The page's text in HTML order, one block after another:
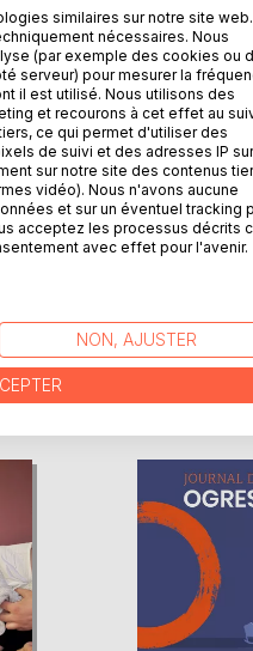
issue.
absolu, qu'une force
un livre de plus sur la
en silence et qui
Pour les parents. Pour
croire.
À
similaires sur notre site web.
nécessaires. Nous
(par exemple des cookies ou
serveur) pour mesurer la
il est utilisé. Nous utilisons des
et recourons à cet effet au
ce qui permet d'utiliser des
de suivi et des adresses IP sur
sur notre site des contenus
vidéo). Nous n'avons aucune
et sur un éventuel tracking
acceptez les processus décrits
avec effet pour l'avenir.
NON, AJUSTER